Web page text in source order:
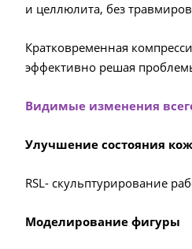
и целлюлита, без
Кратковременная
эффективно решая
Видимые изменения
Улучшение состояния
RSL- скульптурирование
Моделирование фигуры